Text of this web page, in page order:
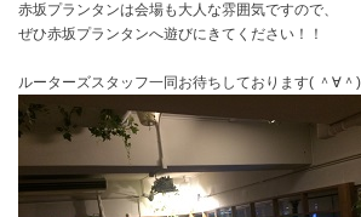
赤坂プランタンは会場も大人な雰囲気ですので、
ぜひ赤坂プランタンへ遊びにきてください！！
ルーターズスタッフ一同お待ちしております( ＾∀＾)